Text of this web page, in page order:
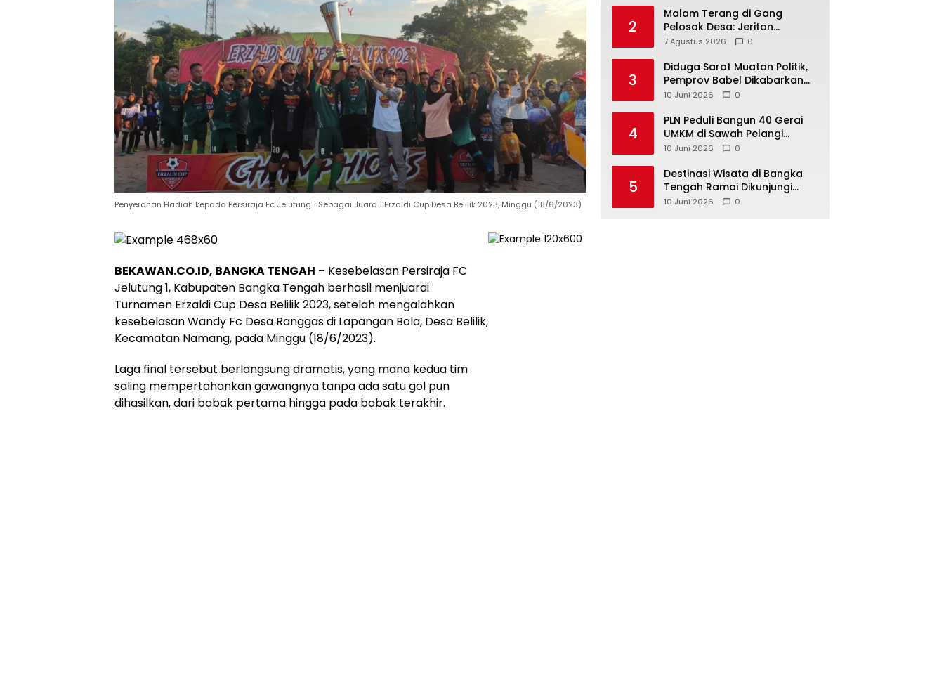
Penyerahan Hadiah kepada Persiraja Fc Jelutung 1 Sebagai Juara 1 Erzaldi Cup Desa Belilik 2023, Minggu (18/6/2023)
BEKAWAN.CO.ID, BANGKA TENGAH – Kesebelasan Persiraja FC
Jelutung 1, Kabupaten Bangka Tengah berhasil menjuarai
Turnamen Erzaldi Cup Desa Belilik 2023, setelah mengalahkan
kesebelasan Wandy Fc Desa Ranggas di Lapangan Bola, Desa Belilik,
Kecamatan Namang, pada Minggu (18/6/2023).
Laga final tersebut berlangsung dramatis, yang mana kedua tim
saling mempertahankan gawangnya tanpa ada satu gol pun
dihasilkan, dari babak pertama hingga pada babak terakhir.
2
Malam Terang di Gang
Pelosok Desa: Jeritan
Harapan Ketua APDESI
Babel
7 Agustus 2026 0
3
‎Diduga Sarat Muatan Politik,
Pemprov Babel Dikabarkan
Lakukan Rotasi Besar-
10 Juni 2026 0
4
‎PLN Peduli Bangun 40 Gerai
UMKM di Sawah Pelangi
Namang, Dorong
10 Juni 2026 0
5
‎Destinasi Wisata di Bangka
Tengah Ramai Dikunjungi
Masyarakat Saat Libur dan
10 Juni 2026 0